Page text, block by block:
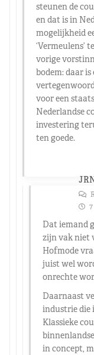
steunen de
en dat is in
mogelijkheid
‘Vermeulens’
vorige
bodem: daar
voor een
Nederlandse
investering
ten goede.
Dat iemand
zijn vak niet
Hofmode
juist wel
onrechte
Daarnaast
industrie die
Klassieke
in concept,